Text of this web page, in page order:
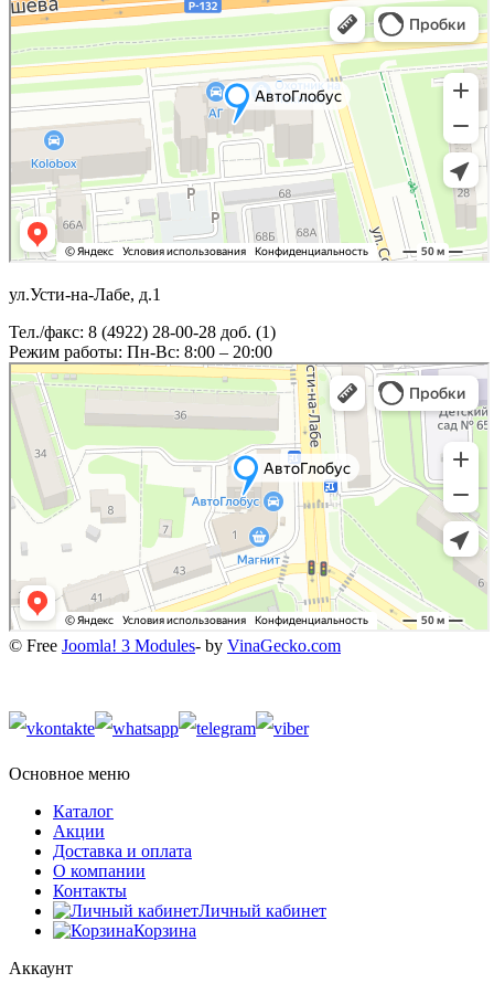
ул.Усти-на-Лабе, д.1
Тел./факс: 8 (4922) 28-00-28 доб. (1)
Режим работы: Пн-Вс: 8:00 – 20:00
© Free Joomla! 3 Modules- by VinaGecko.com
Основное меню
Каталог
Акции
Доставка и оплата
О компании
Контакты
Личный кабинет
Корзина
Аккаунт